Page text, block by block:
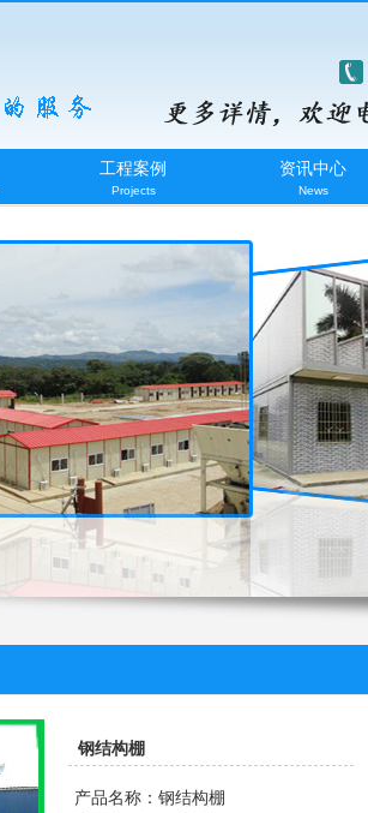
工程案例
Projects
资讯中心
News
钢结构棚
产品名称：钢结构棚